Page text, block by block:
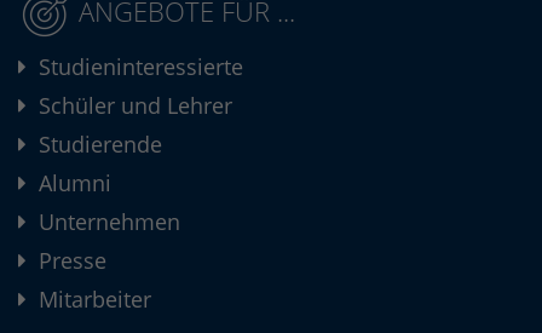
ANGEBOTE FÜR ...
Studieninteressierte
Schüler und Lehrer
Studierende
Alumni
Unternehmen
Presse
Mitarbeiter